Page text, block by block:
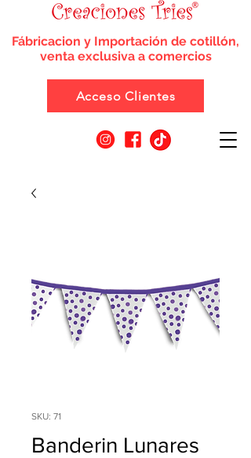
Fábricacion y Importación de cotillón,
venta exclusiva a comercios
Acceso Clientes
SKU: 71
Banderin Lunares